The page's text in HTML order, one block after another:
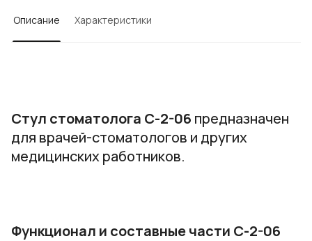
Описание Характеристики
Стул стоматолога С-2-06 предназначен
для врачей-стоматологов и других
медицинских работников.
Функционал и составные части С-2-06